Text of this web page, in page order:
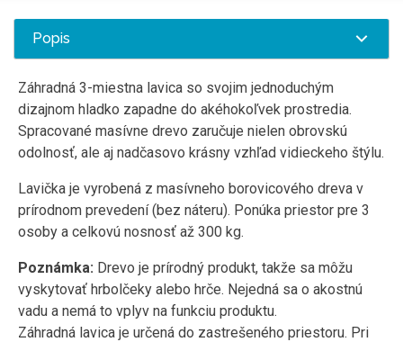
Popis
Záhradná 3-miestna lavica so svojim jednoduchým
dizajnom hladko zapadne do akéhokoľvek prostredia.
Spracované masívne drevo zaručuje nielen obrovskú
odolnosť, ale aj nadčasovo krásny vzhľad vidieckeho štýlu.
Lavička je vyrobená z masívneho borovicového dreva v
prírodnom prevedení (bez náteru). Ponúka priestor pre 3
osoby a celkovú nosnosť až 300 kg.
Poznámka: Drevo je prírodný produkt, takže sa môžu
vyskytovať hrbolčeky alebo hrče. Nejedná sa o akostnú
vadu a nemá to vplyv na funkciu produktu.
Záhradná lavica je určená do zastrešeného priestoru. Pri